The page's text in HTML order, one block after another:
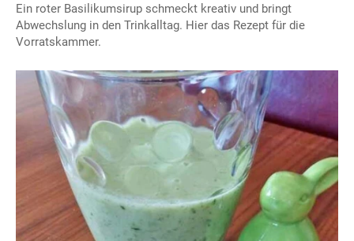
Ein roter Basilikumsirup schmeckt kreativ und bringt
Abwechslung in den Trinkalltag. Hier das Rezept für die
Vorratskammer.